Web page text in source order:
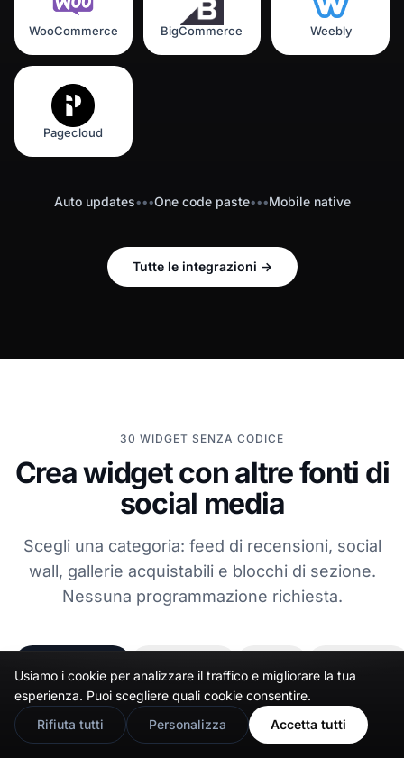
WooCommerce BigCommerce Weebly
Pagecloud
Auto updates•••One code paste•••Mobile native
Tutte le integrazioni →
30 WIDGET SENZA CODICE
Crea widget con altre fonti di
social media
Scegli una categoria: feed di recensioni, social
wall, gallerie acquistabili e blocchi di sezione.
Nessuna programmazione richiesta.
Instagram POPOLARE
Mostra il feed Instagram.
Usiamo i cookie per analizzare il traffico e migliorare la tua
esperienza. Puoi scegliere quali cookie consentire.
Rifiuta tutti
Personalizza Accetta tutti
🇬🇧 Would you prefer this site in English?
View in English